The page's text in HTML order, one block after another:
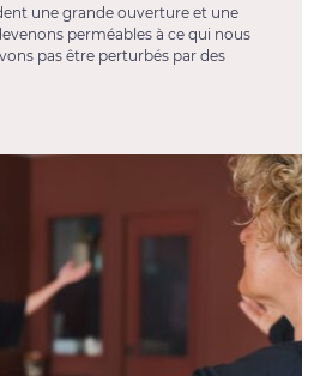
une grande ouverture et une
perméables à ce qui nous
pas être perturbés par des